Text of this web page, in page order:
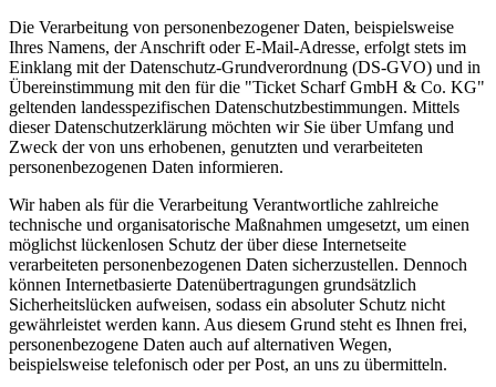
Die Verarbeitung von personenbezogener Daten, beispielsweise
Ihres Namens, der Anschrift oder E-Mail-Adresse, erfolgt stets im
Einklang mit der Datenschutz-Grundverordnung (DS-GVO) und in
Übereinstimmung mit den für die "Ticket Scharf GmbH & Co. KG"
geltenden landesspezifischen Datenschutzbestimmungen. Mittels
dieser Datenschutzerklärung möchten wir Sie über Umfang und
Zweck der von uns erhobenen, genutzten und verarbeiteten
personenbezogenen Daten informieren.
Wir haben als für die Verarbeitung Verantwortliche zahlreiche
technische und organisatorische Maßnahmen umgesetzt, um einen
möglichst lückenlosen Schutz der über diese Internetseite
verarbeiteten personenbezogenen Daten sicherzustellen. Dennoch
können Internetbasierte Datenübertragungen grundsätzlich
Sicherheitslücken aufweisen, sodass ein absoluter Schutz nicht
gewährleistet werden kann. Aus diesem Grund steht es Ihnen frei,
personenbezogene Daten auch auf alternativen Wegen,
beispielsweise telefonisch oder per Post, an uns zu übermitteln.